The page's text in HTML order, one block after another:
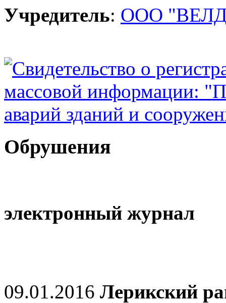
Учредитель: ООО
Обрушения
электронный журнал
09.01.2016 Лерикский